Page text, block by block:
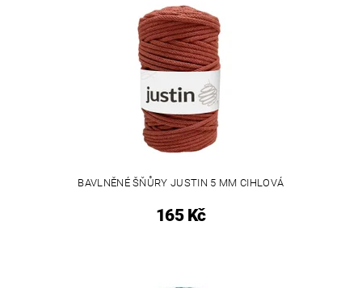
BAVLNĚNÉ ŠŇŮRY JUSTIN 5 MM CIHLOVÁ
165 Kč